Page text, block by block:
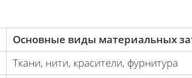
Основные виды материальных
Ткани, нити, красители, фурнитура